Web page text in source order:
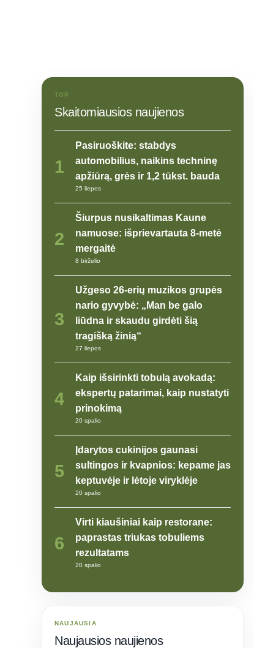
TOP
Skaitomiausios naujienos
1
Pasiruoškite: stabdys
automobilius, naikins techninę
apžiūrą, grės ir 1,2 tūkst. bauda
25 liepos
2
Šiurpus nusikaltimas Kaune
namuose: išprievartauta 8-metė
mergaitė
8 birželio
3
Užgeso 26-erių muzikos grupės
nario gyvybė: „Man be galo
liūdna ir skaudu girdėti šią
tragišką žinią“
27 liepos
4
Kaip išsirinkti tobulą avokadą:
ekspertų patarimai, kaip nustatyti
prinokimą
20 spalio
5
Įdarytos cukinijos gaunasi
sultingos ir kvapnios: kepame jas
keptuvėje ir lėtoje viryklėje
20 spalio
6
Virti kiaušiniai kaip restorane:
paprastas triukas tobuliems
rezultatams
20 spalio
NAUJAUSIA
Naujausios naujienos